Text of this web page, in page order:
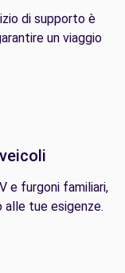
di supporto è
un viaggio
e furgoni familiari,
tue esigenze.